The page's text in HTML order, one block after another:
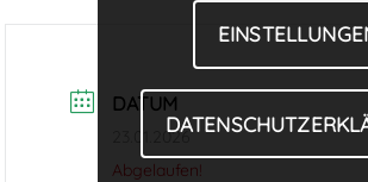
DATUM
23.01.2026
Abgelaufen!